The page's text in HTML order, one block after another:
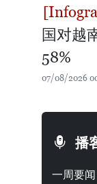
国对越
58%
07/08/2026
播
一周要